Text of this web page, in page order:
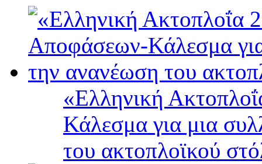
«Ελληνική
Κάλεσμα για μια
του ακτοπλοϊκού